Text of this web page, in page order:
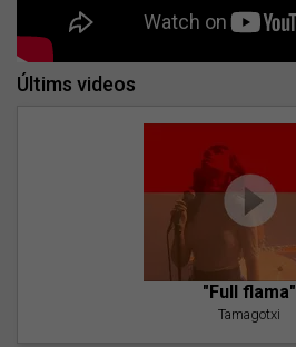
Últims videos
"Full flama"
Tamagotxi